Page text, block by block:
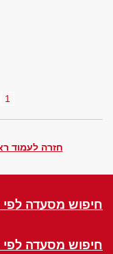
1
חזרה לעמוד
חיפוש מסעדה לפי
חיפוש מסעדה לפי